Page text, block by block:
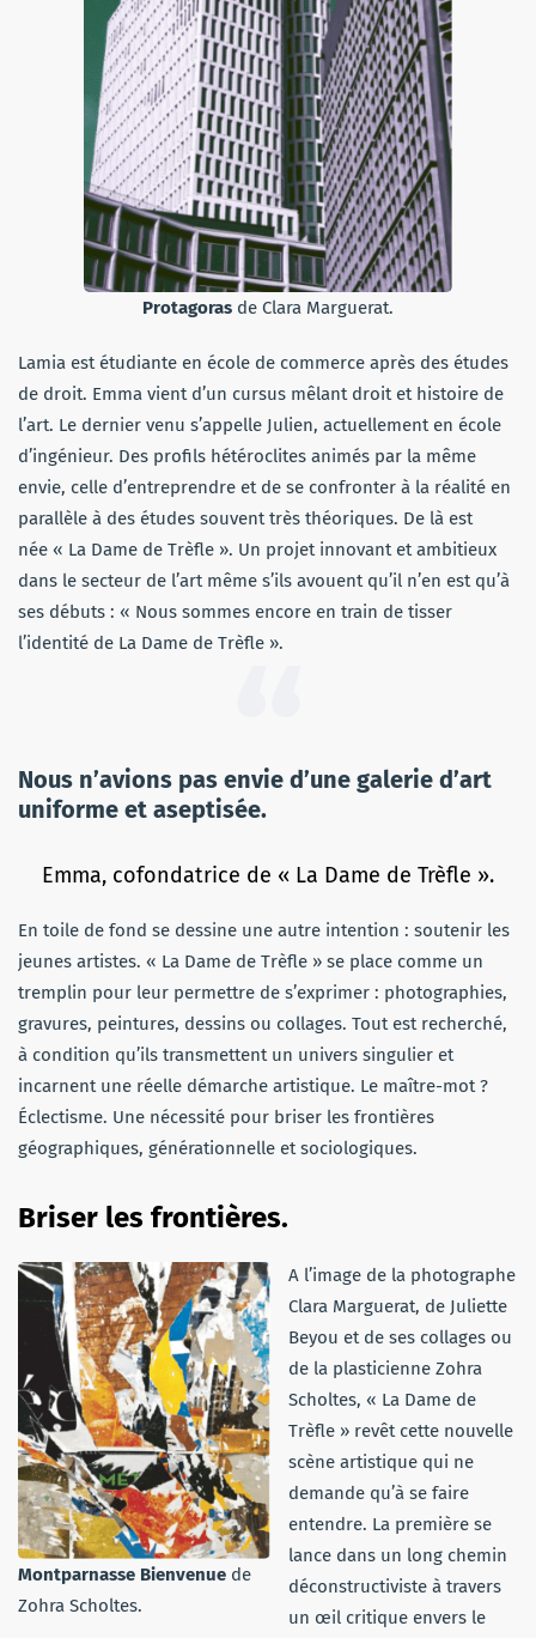
Protagoras de Clara Marguerat.
Lamia est étudiante en école de commerce après des études
de droit. Emma vient d’un cursus mêlant droit et histoire de
l’art. Le dernier venu s’appelle Julien, actuellement en école
d’ingénieur. Des profils hétéroclites animés par la même
envie, celle d’entreprendre et de se confronter à la réalité en
parallèle à des études souvent très théoriques. De là est
née « La Dame de Trèfle ». Un projet innovant et ambitieux
dans le secteur de l’art même s’ils avouent qu’il n’en est qu’à
ses débuts : « Nous sommes encore en train de tisser
l’identité de La Dame de Trèfle ».
Nous n’avions pas envie d’une galerie d’art
uniforme et aseptisée.
Emma, cofondatrice de « La Dame de Trèfle ».
En toile de fond se dessine une autre intention : soutenir les
jeunes artistes. « La Dame de Trèfle » se place comme un
tremplin pour leur permettre de s’exprimer : photographies,
gravures, peintures, dessins ou collages. Tout est recherché,
à condition qu’ils transmettent un univers singulier et
incarnent une réelle démarche artistique. Le maître-mot ?
Éclectisme. Une nécessité pour briser les frontières
géographiques, générationnelle et sociologiques.
Briser les frontières.
Montparnasse Bienvenue de
Zohra Scholtes.
A l’image de la photographe
Clara Marguerat, de Juliette
Beyou et de ses collages ou
de la plasticienne Zohra
Scholtes, « La Dame de
Trèfle » revêt cette nouvelle
scène artistique qui ne
demande qu’à se faire
entendre. La première se
lance dans un long chemin
déconstructiviste à travers
un œil critique envers le